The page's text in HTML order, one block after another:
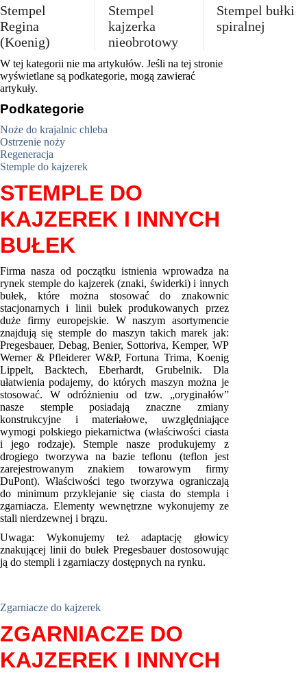
Stempel
Regina
(Koenig)
Stempel
kajzerka
nieobrotowy
Stempel bułki
spiralnej
W tej kategorii nie ma artykułów. Jeśli na tej stronie
wyświetlane są podkategorie, mogą zawierać
artykuły.
Podkategorie
Noże do krajalnic chleba
Ostrzenie noży
Regeneracja
Stemple do kajzerek
STEMPLE DO
KAJZEREK I INNYCH
BUŁEK
Firma nasza od początku istnienia wprowadza na
rynek stemple do kajzerek (znaki, świderki) i innych
bułek, które można stosować do znakownic
stacjonarnych i linii bułek produkowanych przez
duże firmy europejskie. W naszym asortymencie
znajdują się stemple do maszyn takich marek jak:
Pregesbauer, Debag, Benier, Sottoriva, Kemper, WP
Werner & Pfleiderer W&P, Fortuna Trima, Koenig
Lippelt, Backtech, Eberhardt, Grubelnik. Dla
ułatwienia podajemy, do których maszyn można je
stosować. W odróżnieniu od tzw. „oryginałów”
nasze stemple posiadają znaczne zmiany
konstrukcyjne i materiałowe, uwzględniające
wymogi polskiego piekarnictwa (właściwości ciasta
i jego rodzaje). Stemple nasze produkujemy z
drogiego tworzywa na bazie teflonu (teflon jest
zarejestrowanym znakiem towarowym firmy
DuPont). Właściwości tego tworzywa ograniczają
do minimum przyklejanie się ciasta do stempla i
zgarniacza. Elementy wewnętrzne wykonujemy ze
stali nierdzewnej i brązu.
Uwaga: Wykonujemy też adaptację głowicy
znakującej linii do bułek Pregesbauer dostosowując
ją do stempli i zgarniaczy dostępnych na rynku.
Zgarniacze do kajzerek
ZGARNIACZE DO
KAJZEREK I INNYCH